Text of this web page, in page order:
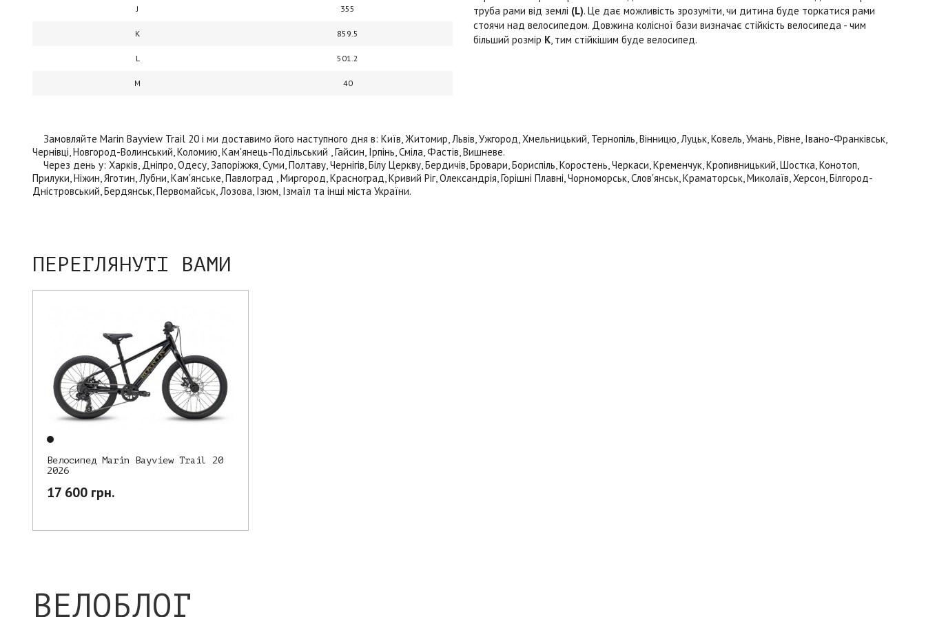
J 355
K 859.5
L 501.2
M 40
труба рами від землі (L). Це дає можливість зрозуміти, чи дитина буде торкатися рами
стоячи над велосипедом. Довжина колісної бази визначає стійкість велосипеда - чим
більший розмір K, тим стійкішим буде велосипед.
Замовляйте Marin Bayview Trail 20 і ми доставимо його наступного дня в: Київ, Житомир, Львів, Ужгород, Хмельницький, Тернопіль, Вінницю, Луцьк, Ковель, Умань, Рівне, Івано-Франківськ,
Чернівці, Новгород-Волинський, Коломию, Кам'янець-Подільський , Гайсин, Ірпінь, Сміла, Фастів, Вишневе.
Через день у: Харків, Дніпро, Одесу, Запоріжжя, Суми, Полтаву, Чернігів, Білу Церкву, Бердичів, Бровари, Бориспіль, Коростень, Черкаси, Кременчук, Кропивницький, Шостка, Конотоп,
Прилуки, Ніжин, Яготин, Лубни, Кам'янське, Павлоград , Миргород, Красноград, Кривий Ріг, Олександрія, Горішні Плавні, Чорноморськ, Слов'янськ, Краматорськ, Миколаїв, Херсон, Білгород-
Дністровський, Бердянськ, Первомайськ, Лозова, Ізюм, Ізмаїл та інші міста України.
ПЕРЕГЛЯНУТІ ВАМИ
Велосипед Marin Bayview Trail 20
2026
17 600 грн.
ВЕЛОБЛОГ